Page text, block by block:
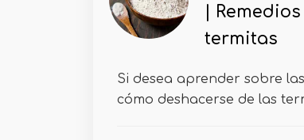
|
termitas
Si desea aprender sobre
cómo deshacerse de las